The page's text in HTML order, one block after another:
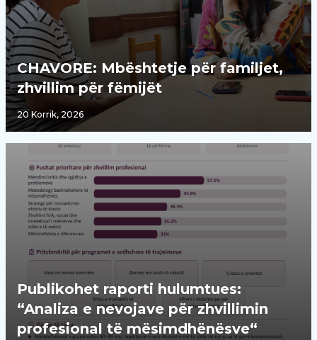
CHAVORE: Mbështetje për familjet,
zhvillim për fëmijët
20 Korrik, 2026
Publikohet raporti hulumtues:
“Analiza e nevojave për zhvillimin
profesional të mësimdhënësve“